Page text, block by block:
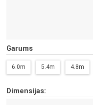
Garums
6.0m 5.4m 4.8m
Dimensijas: